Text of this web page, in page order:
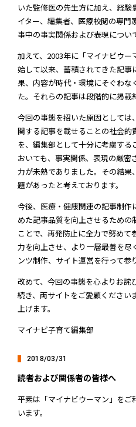
いた監修医の先生方に加え、経
イター、編集者、医療校閲の専
事中の事実関係および表現につい
加えて、2003年に「マイナビウ
始して以来、蓄積されてきた記事
果、内容が時代・環境にそぐわな
た。それらの記事は段階的に掲載
今回の事態を招いた原因としては
関する記事を載せることの社会的
を、編集部として十分に考慮す
おいても、事実関係、表現の厳密
力が未熟でありました。その結果
題があったと考えております。
今後、医療・健康関連の記事制作
めた記事品質を向上させるための
ことで、再発防止に全力で努め
力を向上させ、より一層最善を尽
ンツ制作、サイト運営を行って参
改めて、今回の事態を心よりお詫
続き、両サイトをご愛顧ください
上げます。
マイナビ子育て編集部
2018/03/31
読者および関係者の皆様へ
平素は「マイナビウーマン」をご
います。